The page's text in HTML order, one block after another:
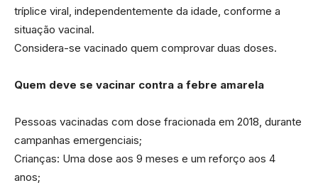
tríplice viral, independentemente da idade, conforme a
situação vacinal.
Considera-se vacinado quem comprovar duas doses.
Quem deve se vacinar contra a febre amarela
Pessoas vacinadas com dose fracionada em 2018, durante
campanhas emergenciais;
Crianças: Uma dose aos 9 meses e um reforço aos 4
anos;